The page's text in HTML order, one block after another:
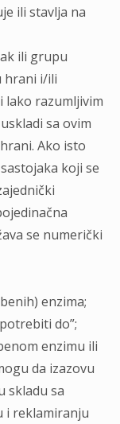
ili stavlјa na
ili grupu
hrani i/ili
razumlјivim
sa ovim
Ako isto
koji se
se numerički
enzima;
do”;
enzimu ili
da izazovu
skladu sa
i reklamiranju